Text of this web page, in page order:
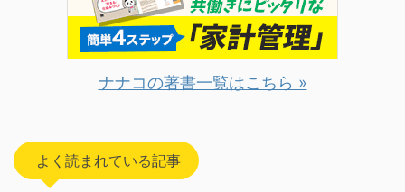
ナナコの著書一覧はこちら »
よく読まれている記事